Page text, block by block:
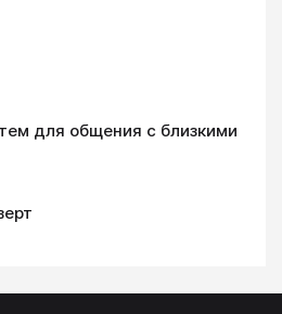
для общения с близкими